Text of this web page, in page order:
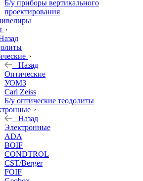
Б/у приборы вертикального
проектирования
Назад
Оптические
УОМЗ
Carl Zeiss
Б/у оптические теодолиты
Назад
Электронные
ADA
BOIF
CONDTROL
CST/Berger
FOIF